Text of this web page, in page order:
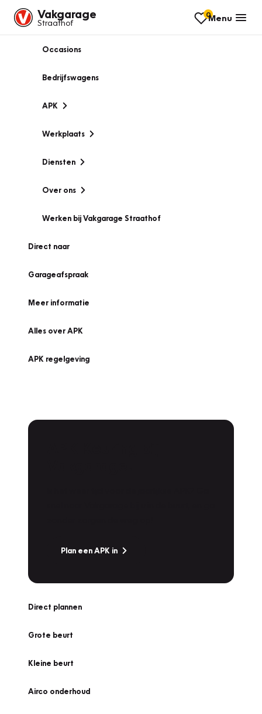
Vakgarage
Straathof
0Menu
Occasions
Bedrijfswagens
APK
Werkplaats
Diensten
Over ons
Werken bij Vakgarage Straathof
Direct naar
Garageafspraak
Meer informatie
Alles over APK
APK regelgeving
Plan een APK in
Direct plannen
Grote beurt
Kleine beurt
Airco onderhoud